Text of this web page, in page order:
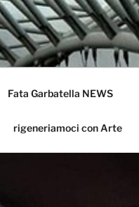
Fata Garbatella NEWS
rigeneriamoci con Arte